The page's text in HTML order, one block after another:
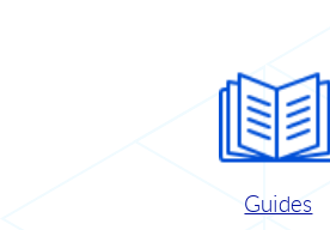
Guides